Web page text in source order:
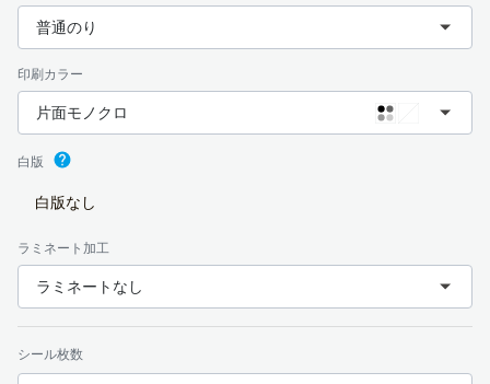
普通のり
印刷カラー
片面モノクロ
白版
白版なし
ラミネート加工
ラミネートなし
シール枚数